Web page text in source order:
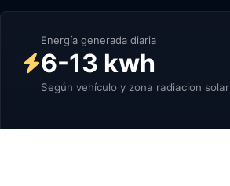
Energía generada diaria
6-13 kwh
Según vehículo y zona radiacion solar